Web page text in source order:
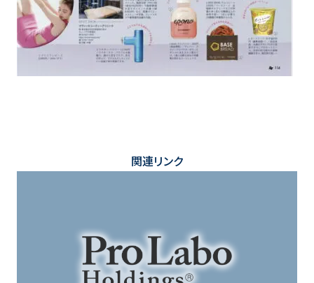
関連リンク